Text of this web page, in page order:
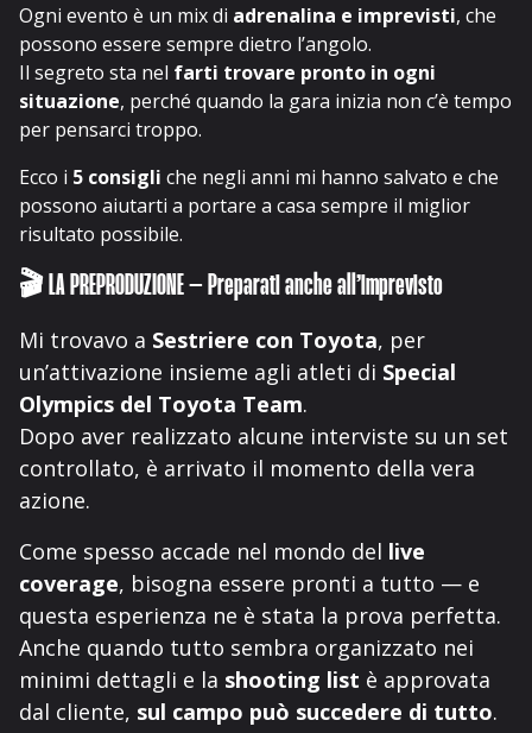
Ogni evento è un mix di adrenalina e imprevisti, che
possono essere sempre dietro l’angolo.
Il segreto sta nel farti trovare pronto in ogni
situazione, perché quando la gara inizia non c’è tempo
per pensarci troppo.
Ecco i 5 consigli che negli anni mi hanno salvato e che
possono aiutarti a portare a casa sempre il miglior
risultato possibile.
🎬 LA PREPRODUZIONE – Preparati anche all’imprevisto
Mi trovavo a Sestriere con Toyota, per
un’attivazione insieme agli atleti di Special
Olympics del Toyota Team.
Dopo aver realizzato alcune interviste su un set
controllato, è arrivato il momento della vera
azione.
Come spesso accade nel mondo del live
coverage, bisogna essere pronti a tutto — e
questa esperienza ne è stata la prova perfetta.
Anche quando tutto sembra organizzato nei
minimi dettagli e la shooting list è approvata
dal cliente, sul campo può succedere di tutto.